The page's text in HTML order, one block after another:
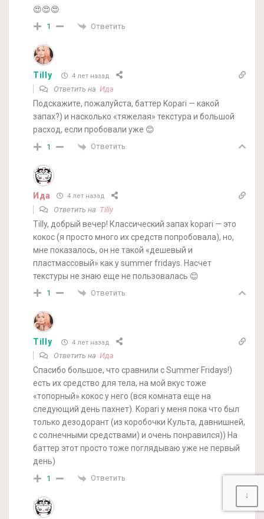
😍😍😍
1 Ответить
Tilly 4 лет назад
Ответить на Ида
Подскажите, пожалуйста, баттер Kopari — какой
запах?) и насколько «тяжелая» текстура и большой
расход, если пробовали уже 😊
1 Ответить
Ида 4 лет назад
Ответить на Tilly
Tilly, добрый вечер! Классический запах kopari — это
кокос (я просто много их средств попробовала), но,
мне показалось, он не такой «дешевый и
пластмассовый» как у summer fridays. Насчет
текстуры не знаю еще не пользовалась 😊
1 Ответить
Tilly 4 лет назад
Ответить на Ида
Спасибо большое, что сравнили с Summer Fridays!)
есть их средство для тела, на мой вкус тоже
«топорный» кокос у него (вся комната еще на
следующий день пахнет). Kopari у меня пока что был
только дезодорант (из коробочки Культа, давнишней,
с солнечными средствами) и очень понравился)) На
баттер этот просто тоже поглядываю уже не первый
день)
1 Ответить
↓